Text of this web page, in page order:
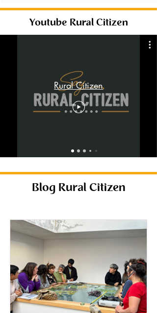
Youtube Rural Citizen
Rural Citizen
Blog Rural Citizen